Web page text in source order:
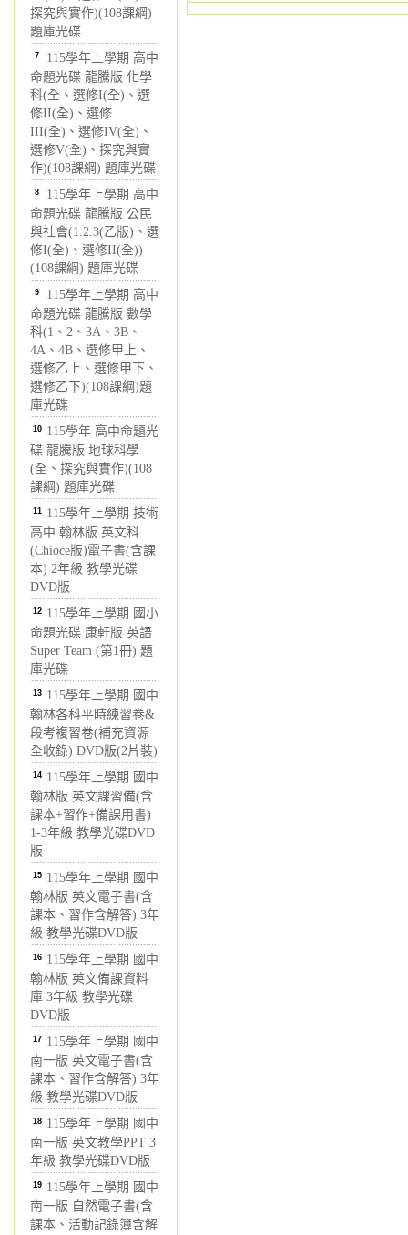
探究與實作)(108課綱)
題庫光碟
7 115學年上學期 高中
命題光碟 龍騰版 化學
科(全、選修I(全)、選
修II(全)、選修
III(全)、選修IV(全)、
選修V(全)、探究與實
作)(108課綱) 題庫光碟
8 115學年上學期 高中
命題光碟 龍騰版 公民
與社會(1.2.3(乙版)、選
修I(全)、選修II(全))
(108課綱) 題庫光碟
9 115學年上學期 高中
命題光碟 龍騰版 數學
科(1、2、3A、3B、
4A、4B、選修甲上、
選修乙上、選修甲下、
選修乙下)(108課綱)題
庫光碟
10 115學年 高中命題光
碟 龍騰版 地球科學
(全、探究與實作)(108
課綱) 題庫光碟
11 115學年上學期 技術
高中 翰林版 英文科
(Chioce版)電子書(含課
本) 2年級 教學光碟
DVD版
12 115學年上學期 國小
命題光碟 康軒版 英語
Super Team (第1冊) 題
庫光碟
13 115學年上學期 國中
翰林各科平時練習卷&
段考複習卷(補充資源
全收錄) DVD版(2片裝)
14 115學年上學期 國中
翰林版 英文課習備(含
課本+習作+備課用書)
1-3年級 教學光碟DVD
版
15 115學年上學期 國中
翰林版 英文電子書(含
課本、習作含解答) 3年
級 教學光碟DVD版
16 115學年上學期 國中
翰林版 英文備課資料
庫 3年級 教學光碟
DVD版
17 115學年上學期 國中
南一版 英文電子書(含
課本、習作含解答) 3年
級 教學光碟DVD版
18 115學年上學期 國中
南一版 英文教學PPT 3
年級 教學光碟DVD版
19 115學年上學期 國中
南一版 自然電子書(含
課本、活動記錄簿含解